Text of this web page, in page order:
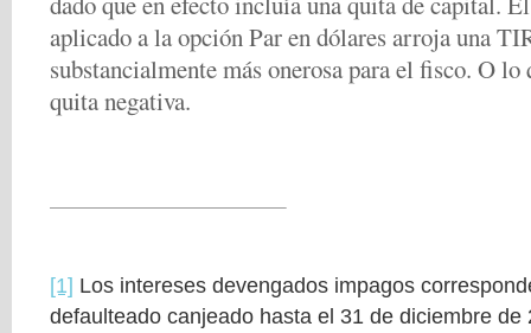
aplicado a la opción Par en dólares arroja una
substancialmente más onerosa para el fisco. O
quita negativa.
[1] Los intereses devengados impagos
defaulteado canjeado hasta el 31 de diciembre de